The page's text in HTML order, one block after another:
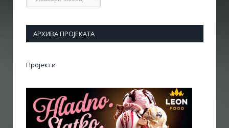
АРХИВА ПРОЈЕКАТА
Пројекти